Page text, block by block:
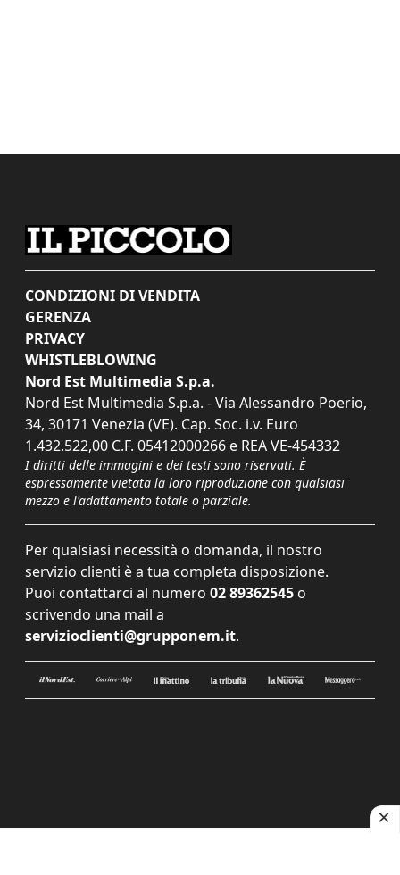
CONDIZIONI DI VENDITA
GERENZA
PRIVACY
WHISTLEBLOWING
Nord Est Multimedia S.p.a.
Nord Est Multimedia S.p.a. - Via Alessandro Poerio,
34, 30171 Venezia (VE). Cap. Soc. i.v. Euro
1.432.522,00 C.F. 05412000266 e REA VE-454332
I diritti delle immagini e dei testi sono riservati. È
espressamente vietata la loro riproduzione con qualsiasi
mezzo e l'adattamento totale o parziale.
Per qualsiasi necessità o domanda, il nostro
servizio clienti è a tua completa disposizione.
Puoi contattarci al numero 02 89362545 o
scrivendo una mail a
servizioclienti@grupponem.it.